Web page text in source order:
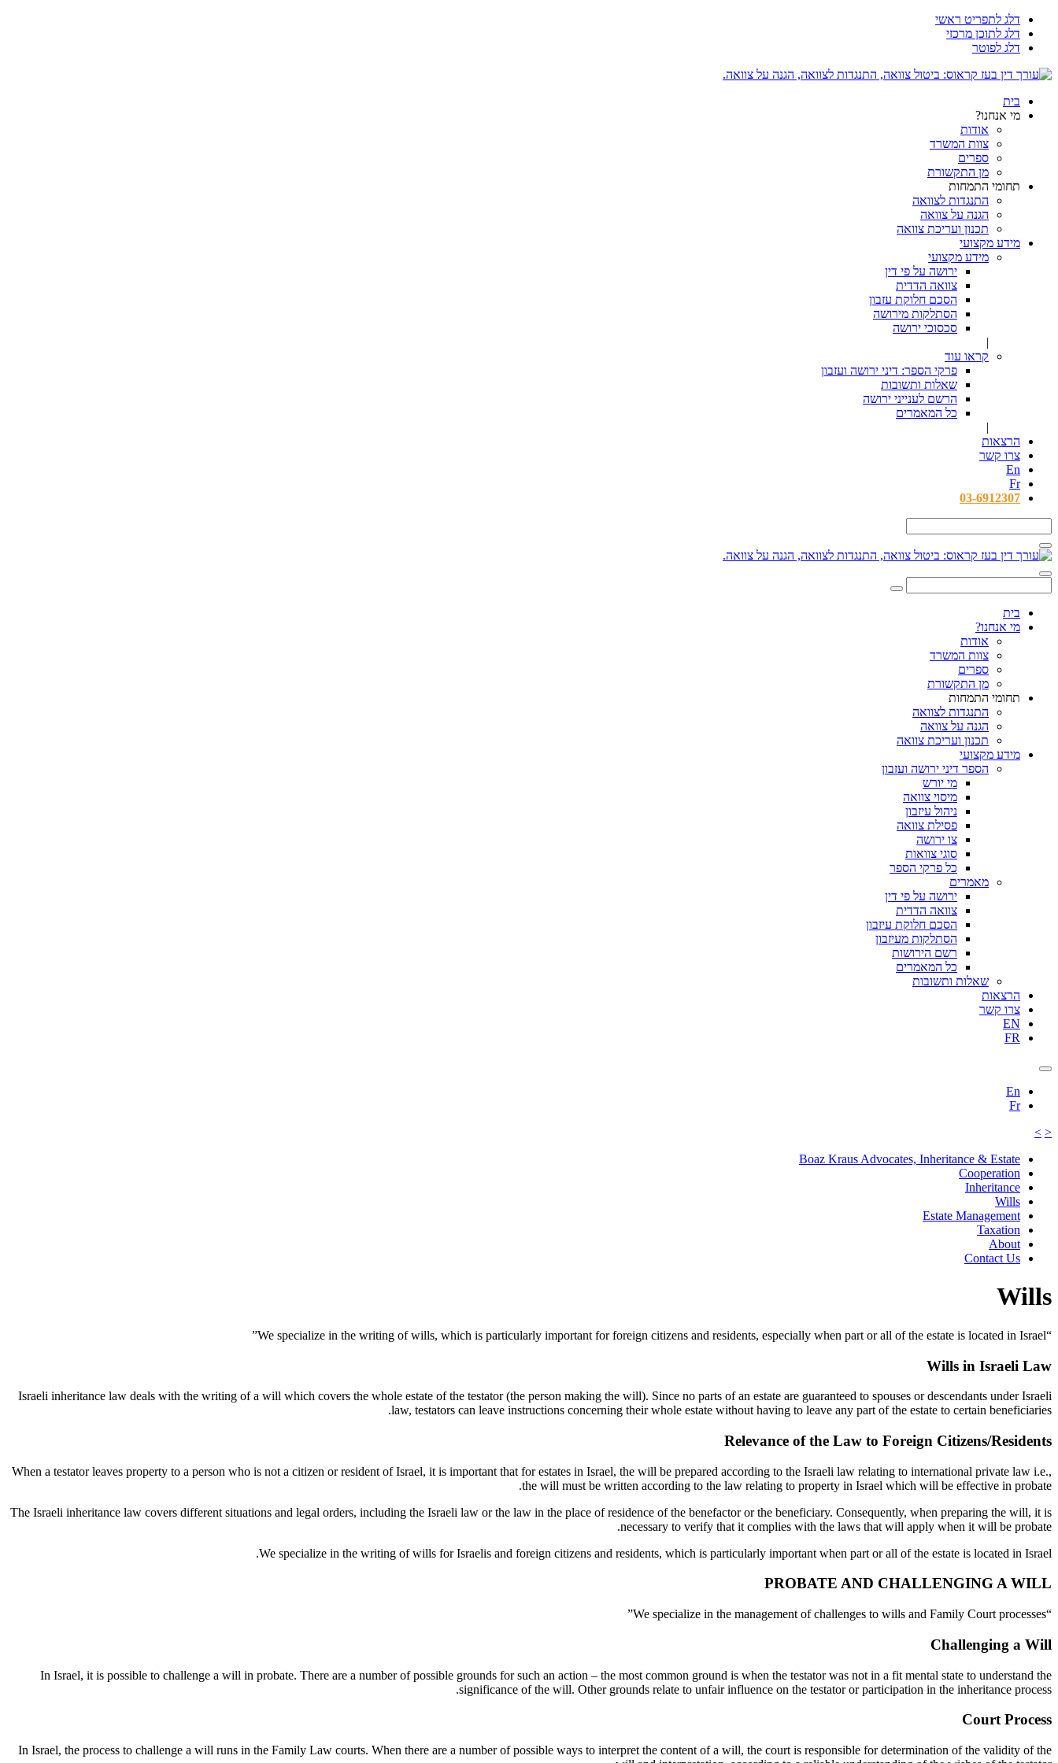
דלג לתפריט ראשי
דלג לתוכן מרכזי
דלג לפוטר
בית
מי אנחנו?
אודות
צוות המשרד
ספרים
מן התקשורת
תחומי התמחות
התנגדות לצוואה
הגנה על צוואה
תכנון ועריכת צוואה
מידע מקצועי
מידע מקצועי
ירושה על פי דין
צוואה הדדית
הסכם חלוקת עזבון
הסתלקות מירושה
סכסוכי ירושה
|
קראו עוד
פרקי הספר: דיני ירושה ועזבון
שאלות ותשובות
הרשם לענייני ירושה
כל המאמרים
|
הרצאות
צרו קשר
En
Fr
03-6912307
בית
מי אנחנו?
אודות
צוות המשרד
ספרים
מן התקשורת
תחומי התמחות
התנגדות לצוואה
הגנה על צוואה
תכנון ועריכת צוואה
מידע מקצועי
הספר דיני ירושה ועזבון
מי יורש
מיסוי צוואה
ניהול עיזבון
פסילת צוואה
צו ירושה
סוגי צוואות
כל פרקי הספר
מאמרים
ירושה על פי דין
צוואה הדדית
הסכם חלוקת עיזבון
הסתלקות מעיזבון
רשם הירושות
כל המאמרים
שאלות ותשובות
הרצאות
צרו קשר
EN
FR
En
Fr
<
>
Boaz Kraus Advocates, Inheritance & Estate
Cooperation
Inheritance
Wills
Estate Management
Taxation
About
Contact Us
Wills
“We specialize in the writing of wills, which is particularly important for foreign citizens and residents, especially when part or all of the estate is located in Israel”
Wills in Israeli Law
Israeli inheritance law deals with the writing of a will which covers the whole estate of the testator (the person making the will). Since no parts of an estate are guaranteed to spouses or descendants under Israeli
law, testators can leave instructions concerning their whole estate without having to leave any part of the estate to certain beneficiaries.
Relevance of the Law to Foreign Citizens/Residents
When a testator leaves property to a person who is not a citizen or resident of Israel, it is important that for estates in Israel, the will be prepared according to the Israeli law relating to international private law i.e.,
the will must be written according to the law relating to property in Israel which will be effective in probate.
The Israeli inheritance law covers different situations and legal orders, including the Israeli law or the law in the place of residence of the benefactor or the beneficiary. Consequently, when preparing the will, it is
necessary to verify that it complies with the laws that will apply when it will be probate.
We specialize in the writing of wills for Israelis and foreign citizens and residents, which is particularly important when part or all of the estate is located in Israel.
PROBATE AND CHALLENGING A WILL
“We specialize in the management of challenges to wills and Family Court processes”
Challenging a Will
In Israel, it is possible to challenge a will in probate. There are a number of possible grounds for such an action – the most common ground is when the testator was not in a fit mental state to understand the
significance of the will. Other grounds relate to unfair influence on the testator or participation in the inheritance process.
Court Process
In Israel, the process to challenge a will runs in the Family Law courts. When there are a number of possible ways to interpret the content of a will, the court is responsible for determination of the validity of the